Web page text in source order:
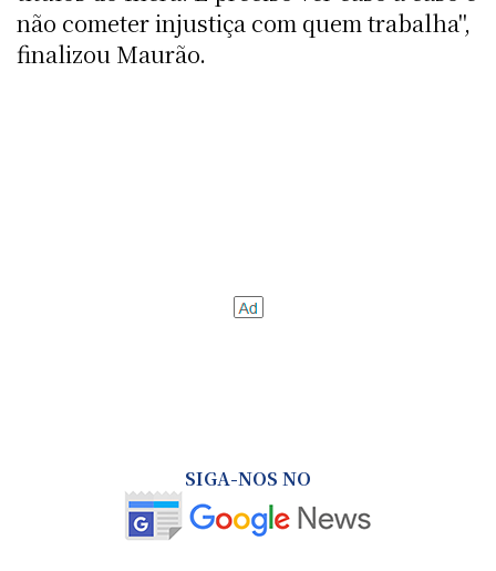
não cometer injustiça com quem trabalha",
finalizou Maurão.
SIGA-NOS NO